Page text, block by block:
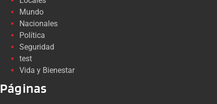
Mundo
Nacionales
Política
Seguridad
test
Vida y Bienestar
Páginas